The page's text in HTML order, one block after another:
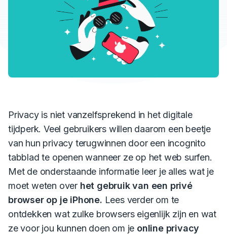
Privacy is niet vanzelfsprekend in het digitale
tijdperk. Veel gebruikers willen daarom een beetje
van hun privacy terugwinnen door een incognito
tabblad te openen wanneer ze op het web surfen.
Met de onderstaande informatie leer je alles wat je
moet weten over het gebruik van een privé
browser op je iPhone. Lees verder om te
ontdekken wat zulke browsers eigenlijk zijn en wat
ze voor jou kunnen doen om je online privacy